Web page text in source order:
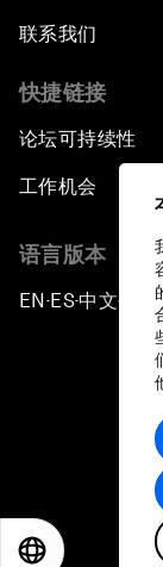
联系我们
快捷链接
论坛可持续性
工作机会
语言版本
EN ▪ES▪中文▪ 日